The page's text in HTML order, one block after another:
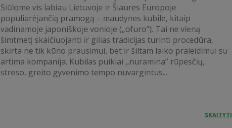
Siūlome vis labiau Lietuvoje ir Šiaurės Europoje
populiarėjančią pramogą – maudynes kubile, kitaip
vadinamoje japoniškoje vonioje („ofuro“). Tai ne vieną
šimtmetį skaičiuojanti ir gilias tradicijas turinti procedūra,
skirta ne tik kūno prausimui, bet ir šiltam laiko praleidimui su
artima kompanija. Kubilas puikiai ,,nuramina” rūpesčių,
streso, greito gyvenimo tempo nuvargintus...
SKAITYTI